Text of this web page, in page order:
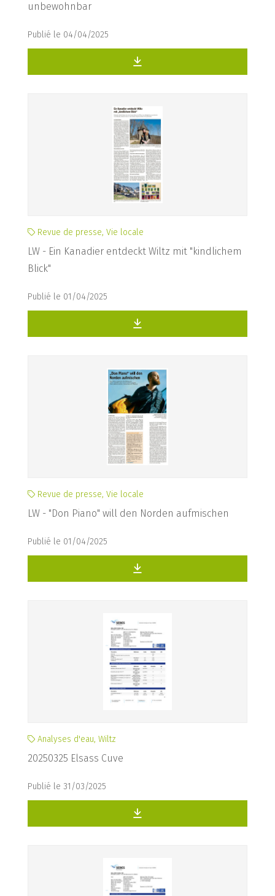
unbewohnbar
Publié le 04/04/2025
Revue de presse, Vie locale
LW - Ein Kanadier entdeckt Wiltz mit "kindlichem
Blick"
Publié le 01/04/2025
Revue de presse, Vie locale
LW - "Don Piano" will den Norden aufmischen
Publié le 01/04/2025
Analyses d'eau, Wiltz
20250325 Elsass Cuve
Publié le 31/03/2025